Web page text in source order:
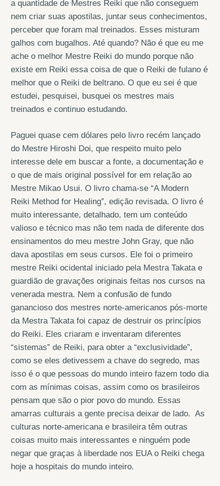
a quantidade de Mestres Reiki que não conseguem
nem criar suas apostilas, juntar seus conhecimentos,
perceber que foram mal treinados. Esses misturam
galhos com bugalhos. Até quando? Não é que eu me
ache o melhor Mestre Reiki do mundo porque não
existe em Reiki essa coisa de que o Reiki de fulano é
melhor que o Reiki de beltrano. O que eu sei é que
estudei, pesquisei, busquei os mestres mais
treinados e continuo estudando.
Paguei quase cem dólares pelo livro recém lançado
do Mestre Hiroshi Doi, que respeito muito pelo
interesse dele em buscar a fonte, a documentação e
o que de mais original possível for em relação ao
Mestre Mikao Usui. O livro chama-se “A Modern
Reiki Method for Healing”, edição revisada. O livro é
muito interessante, detalhado, tem um conteúdo
valioso e técnico mas não tem nada de diferente dos
ensinamentos do meu mestre John Gray, que não
dava apostilas em seus cursos. Ele foi o primeiro
mestre Reiki ocidental iniciado pela Mestra Takata e
guardião de gravações originais feitas nos cursos na
venerada mestra. Nem a confusão de fundo
ganancioso dos mestres norte-americanos pós-morte
da Mestra Takata foi capaz de destruir os princípios
do Reiki. Eles criaram e inventaram diferentes
“sistemas” de Reiki, para obter a “exclusividade”,
como se eles detivessem a chave do segredo, mas
isso é o que pessoas do mundo inteiro fazem todo dia
com as mínimas coisas, assim como os brasileiros
pensam que são o pior povo do mundo. Essas
amarras culturais a gente precisa deixar de lado. As
culturas norte-americana e brasileira têm outras
coisas muito mais interessantes e ninguém pode
negar que graças à liberdade nos EUA o Reiki chega
hoje a hospitais do mundo inteiro.